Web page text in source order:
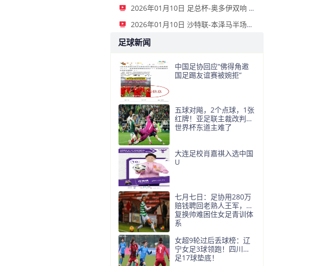
2026年01月10日 足总杯-奥多伊双响 点球大战诺丁汉森林6-7雷克瑟姆
2026年01月10日 沙特联-本泽马半场戴帽 吉达联合4-0拉斯永恒
足球新闻
中国足协回应“佛得角邀
国足踢友谊赛被婉拒”
五球对飚，2个点球，1张
红牌！亚足联主裁改判，
世界杯东道主难了
大连足校肖嘉祺入选中国
U
七月七日：足协用280万
赔钱聘回老熟人王军，反
复换帅难困住女足青训体
系
女超9轮过后丢球榜：辽
宁女足3球领跑！四川女
足17球垫底！